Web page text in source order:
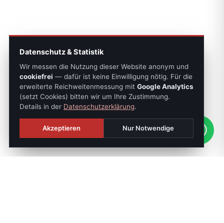
Datenschutz & Statistik
Wir messen die Nutzung dieser Website anonym und
cookiefrei — dafür ist keine Einwilligung nötig. Für die
erweiterte Reichweitenmessung mit Google Analytics
(setzt Cookies) bitten wir um Ihre Zustimmung.
Details in der Datenschutzerklärung.
Akzeptieren Nur Notwendige